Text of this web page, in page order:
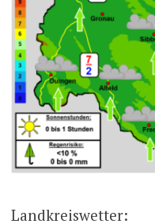
Landkreiswetter: